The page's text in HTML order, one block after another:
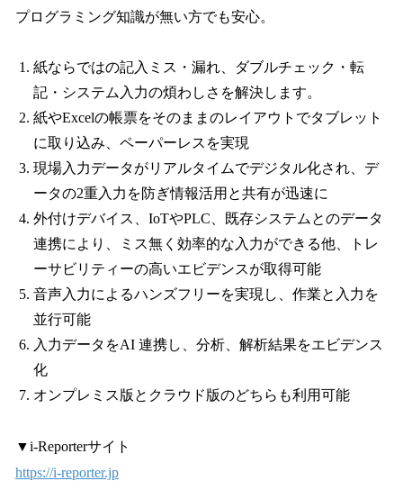
プログラミング知識が無い⽅でも安⼼。
紙ならではの記⼊ミス・漏れ、ダブルチェック・転
記・システム⼊⼒の煩わしさを解決します。
紙やExcelの帳票をそのままのレイアウトでタブレット
に取り込み、ペーパーレスを実現
現場⼊⼒データがリアルタイムでデジタル化され、デ
ータの2重⼊⼒を防ぎ情報活⽤と共有が迅速に
外付けデバイス、IoTやPLC、既存システムとのデータ
連携により、ミス無く効率的な⼊⼒ができる他、トレ
ーサビリティーの⾼いエビデンスが取得可能
⾳声⼊⼒によるハンズフリーを実現し、作業と⼊⼒を
並⾏可能
⼊⼒データをAI 連携し、分析、解析結果をエビデンス
化
オンプレミス版とクラウド版のどちらも利⽤可能
▼i-Reporterサイト
https://i-reporter.jp